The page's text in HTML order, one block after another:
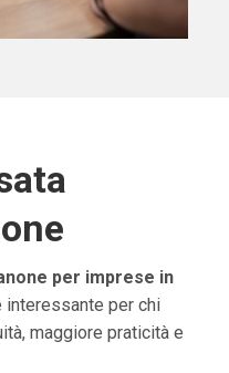
per imprese in
per chi
maggiore praticità e